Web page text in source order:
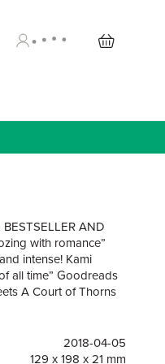
AND
with romance”
intense! Kami
all time” Goodreads
A Court of Thorns
fantasy. A fragile
of a crumbling world.
The
2018-04-05
129 x 198 x 21 mm